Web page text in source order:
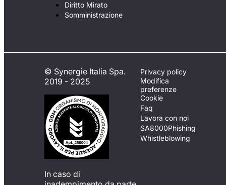
Diritto Mirato
Somministrazione
© Synergie Italia Spa.
2019 - 2025
In caso di
Privacy policy
Modifica
preferenze
Cookie
Faq
Lavora con noi
SA8000Phishing
Whistleblowing